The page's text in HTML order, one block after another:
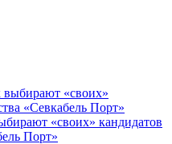
«своих» кандидатов
Порт»